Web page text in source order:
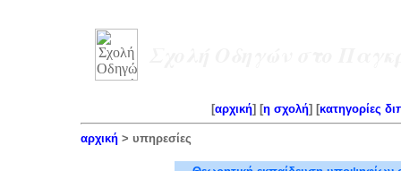
[αρχική] [η σχολή] [κατηγορίες
αρχική > υπηρεσίες